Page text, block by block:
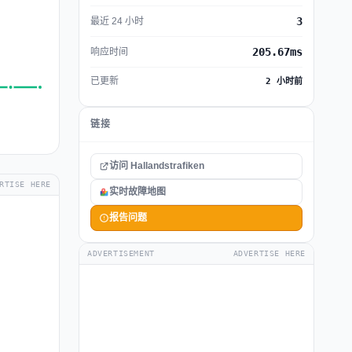
HERE
最近 24 小时 3
响应时间 205.67ms
已更新 2 小时前
链接
访问 Hallandstrafiken
实时故障地图
报告问题
ADVERTISEMENT ADVERTISE HERE